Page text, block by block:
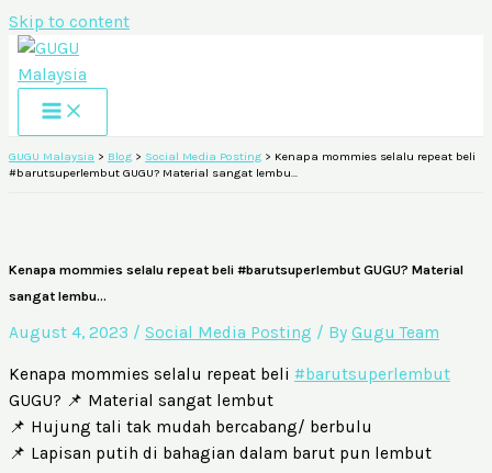
Skip to content
GUGU Malaysia > Blog > Social Media Posting > Kenapa mommies selalu repeat beli
#barutsuperlembut GUGU? Material sangat lembu…
Kenapa mommies selalu repeat beli #barutsuperlembut GUGU? Material
sangat lembu…
August 4, 2023 / Social Media Posting / By Gugu Team
Kenapa mommies selalu repeat beli #barutsuperlembut
GUGU? 📌 Material sangat lembut
📌 Hujung tali tak mudah bercabang/ berbulu
📌 Lapisan putih di bahagian dalam barut pun lembut